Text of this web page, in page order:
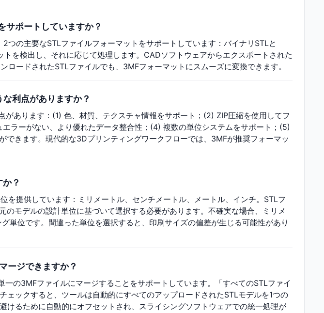
サポートしていますか？
2つの主要なSTLファイルフォーマットをサポートしています：バイナリSTLと
を検出し、それに応じて処理します。CADソフトウェアからエクスポートされた
ロードされたSTLファイルでも、3MFフォーマットにスムーズに変換できます。
利点がありますか？
があります：(1) 色、材質、テクスチャ情報をサポート；(2) ZIP圧縮を使用してフ
ラーがない、より優れたデータ整合性；(4) 複数の単位システムをサポート；(5)
できます。現代的な3Dプリンティングワークフローでは、3MFが推奨フォーマッ
？
を提供しています：ミリメートル、センチメートル、メートル、インチ。STLフ
のモデルの設計単位に基づいて選択する必要があります。不確実な場合、ミリメ
単位です。間違った単位を選択すると、印刷サイズの偏差が生じる可能性があり
ージできますか？
の3MFファイルにマージすることをサポートしています。「すべてのSTLファイ
ェックすると、ツールは自動的にすべてのアップロードされたSTLモデルを1つの
けるために自動的にオフセットされ、スライシングソフトウェアでの統一処理が